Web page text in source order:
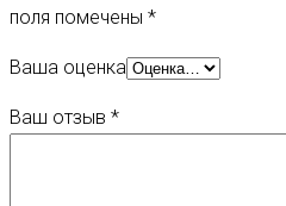
поля помечены *
Ваша оценка
Ваш отзыв *